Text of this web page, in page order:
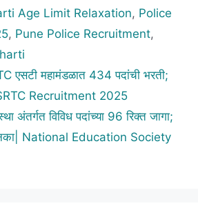
Age Limit Relaxation, Police
, Pune Police Recruitment,
एसटी महामंडळात 434 पदांची भरती;
Recruitment 2025
अंतर्गत विविध पदांच्या 96 रिक्त जागा;
नका| National Education Society